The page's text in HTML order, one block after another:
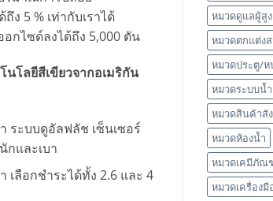
หมวดดูแลผู้สู
หมวดตกแต่ง
หมวดประตู/ห
หมวดระบบน้ำ
หมวดสินค้าสั
หมวดห้องน้ำ
หมวดเคมีภัณ
หมวดเครื่องมื
ง 5 % เท่ากับเราได้
กไซด์ลงได้ถึง 5,000 ตัน
นโลยีสีเขียวจากอเมริกัน
ะบบดูอัลฟลัช เซ็นเซอร์
กและเบา
ลือกชำระได้ทั้ง 2.6 และ 4